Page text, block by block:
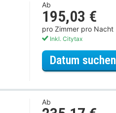
Ab
195,03 €
pro Zimmer pro Nacht
Inkl. Citytax
Datum suchen
Ab